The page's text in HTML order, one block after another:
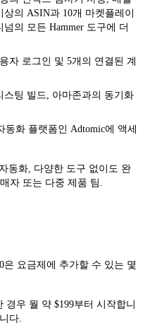
의 ASIN과 10개 마켓플레이
의 모든 Hammer 도구에 더
자 로그인 및 5개의 연결된 계
팅 빌드, 아마존과의 동기화
화 플랫폼인 Adtomic에 액세
동화, 다양한 도구 없이도 완
자 또는 다중 제품 팀.
은 요금제에 추가할 수 있는 몇
우 월 약 $199부터 시작합니
다.